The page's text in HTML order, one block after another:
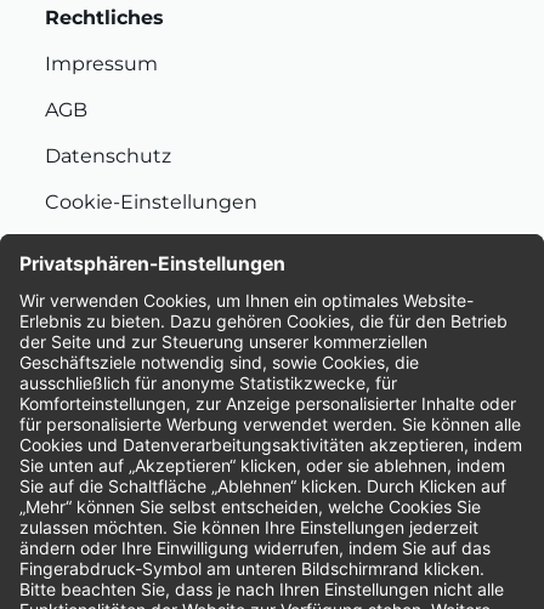
Rechtliches
Impressum
AGB
Datenschutz
Cookie-Einstellungen
Bewertungen